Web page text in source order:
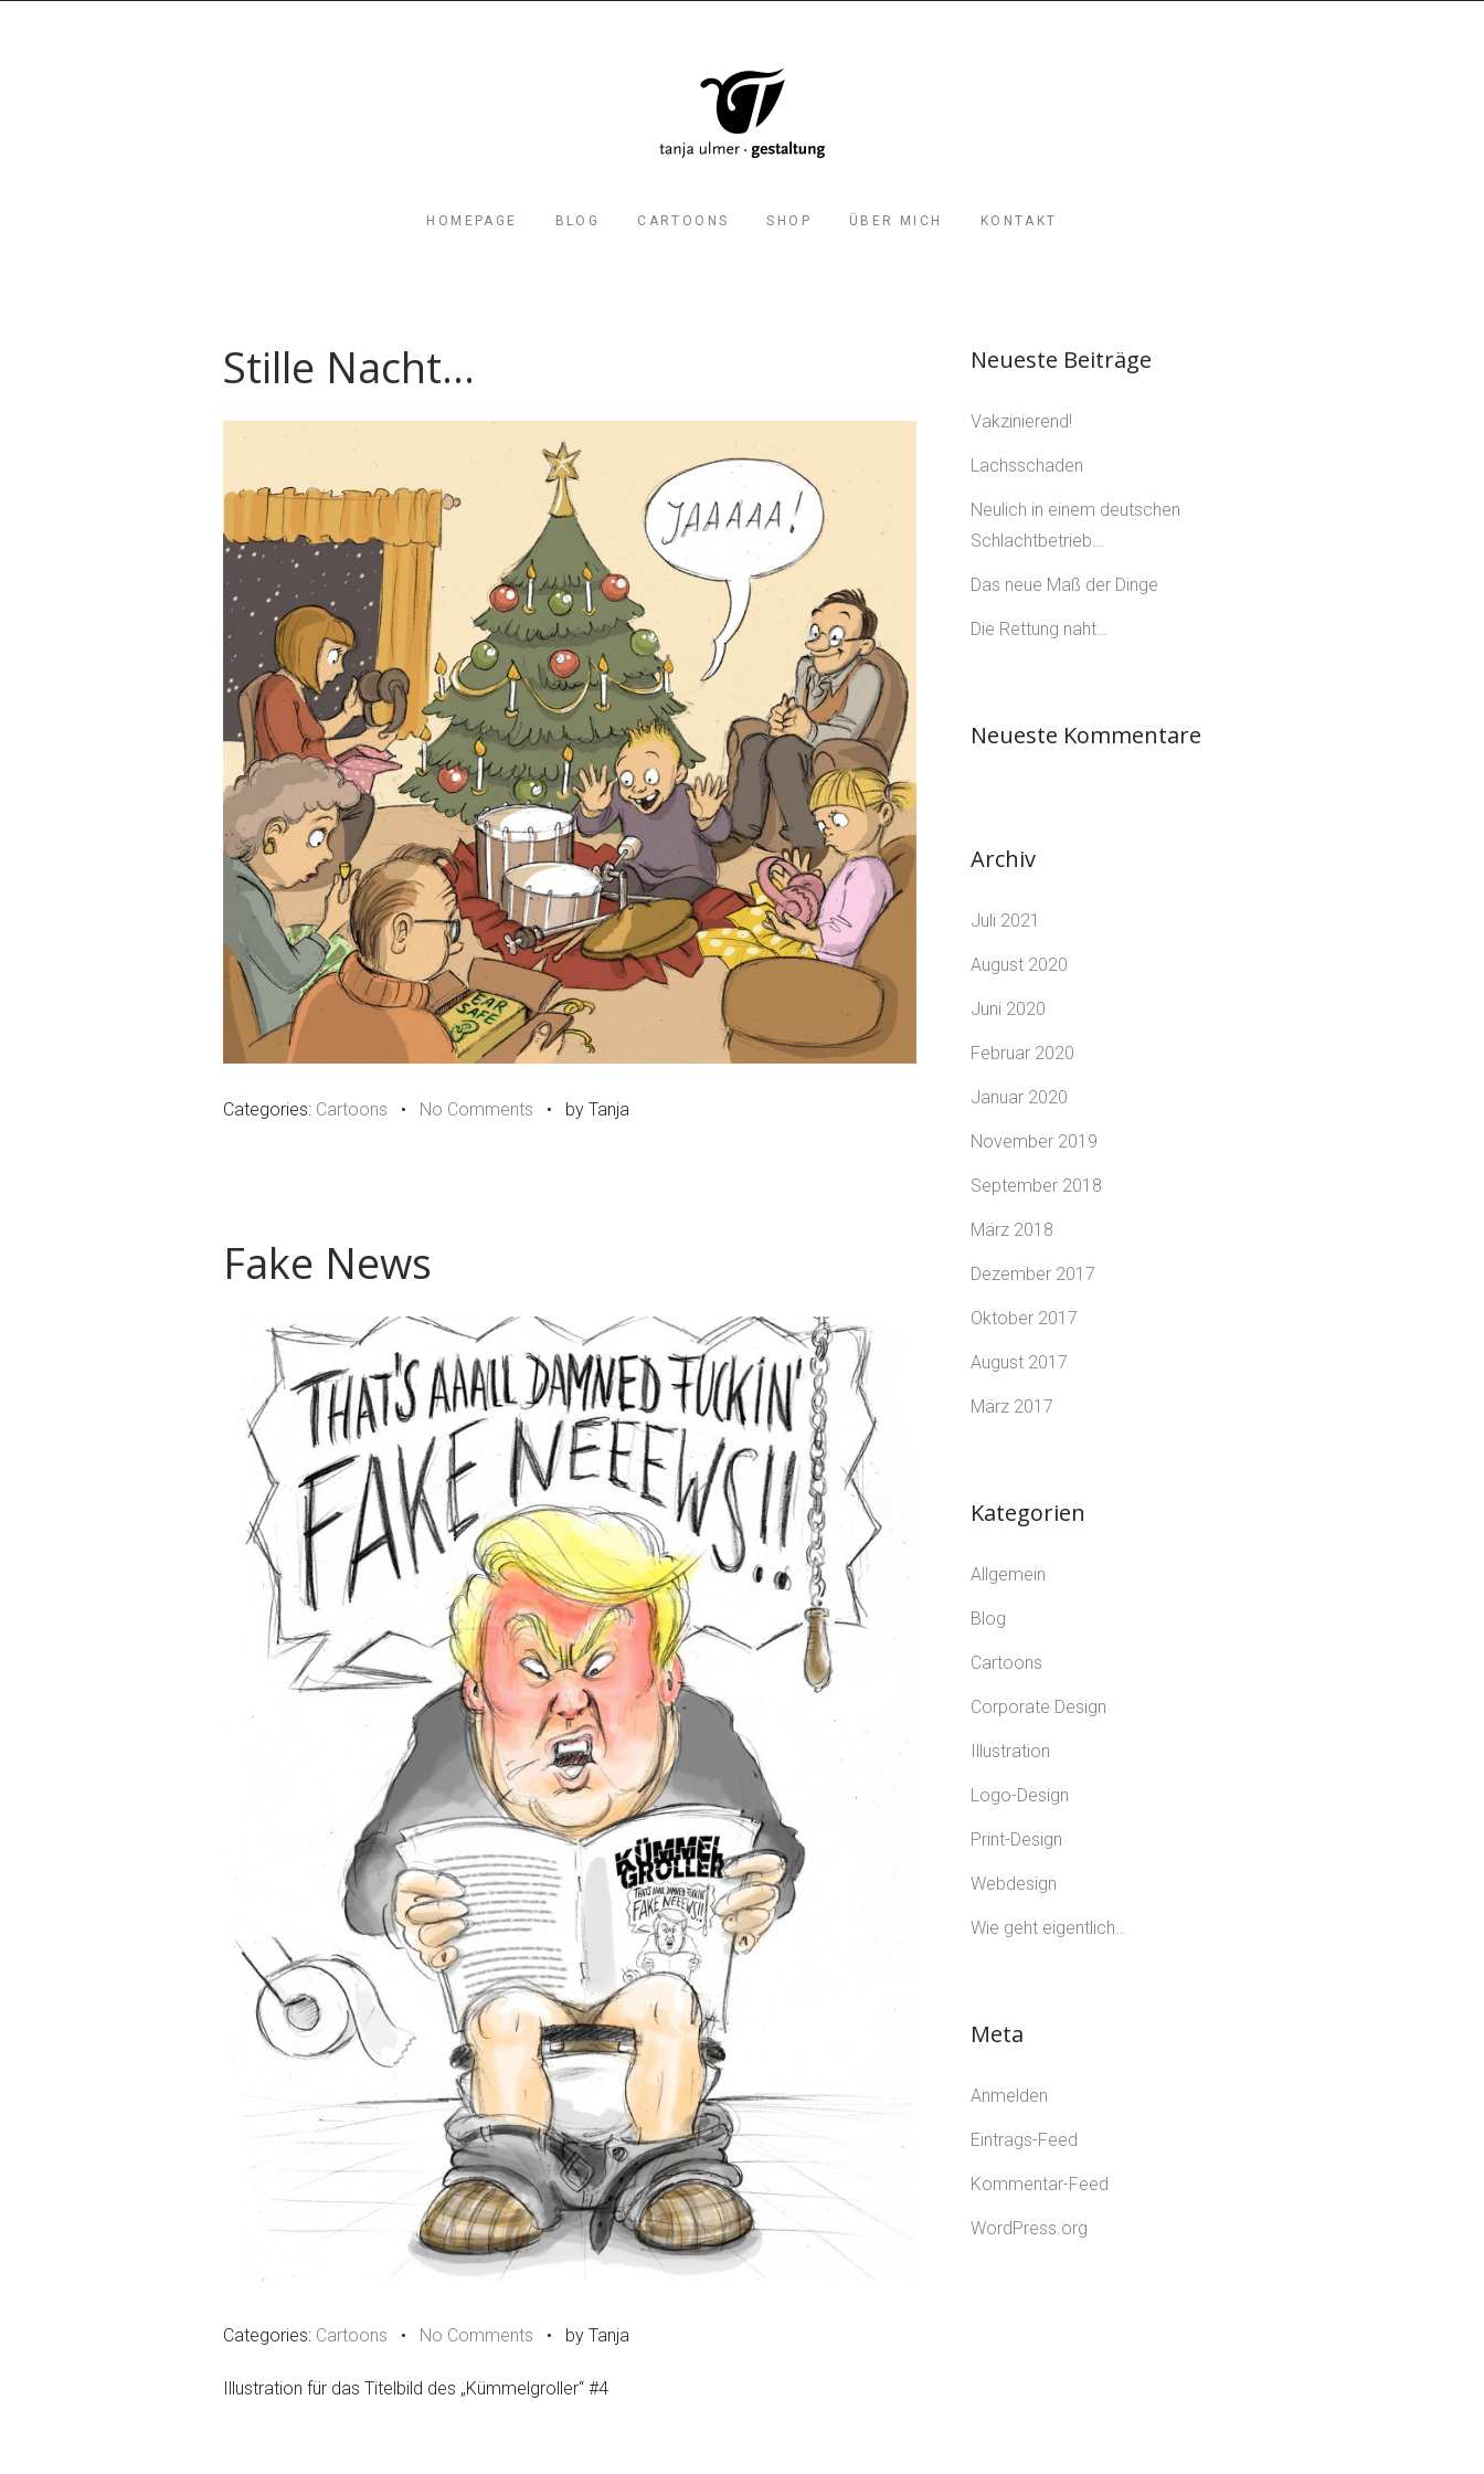
HOMEPAGE BLOG CARTOONS SHOP ÜBER MICH KONTAKT
Stille Nacht…
Categories: Cartoons • No Comments • by Tanja
Fake News
Categories: Cartoons • No Comments • by Tanja
Illustration für das Titelbild des „Kümmelgroller“ #4
Neueste Beiträge
Vakzinierend!
Lachsschaden
Neulich in einem deutschen
Schlachtbetrieb…
Das neue Maß der Dinge
Die Rettung naht…
Neueste Kommentare
Archiv
Juli 2021
August 2020
Juni 2020
Februar 2020
Januar 2020
November 2019
September 2018
März 2018
Dezember 2017
Oktober 2017
August 2017
März 2017
Kategorien
Allgemein
Blog
Cartoons
Corporate Design
Illustration
Logo-Design
Print-Design
Webdesign
Wie geht eigentlich…
Meta
Anmelden
Eintrags-Feed
Kommentar-Feed
WordPress.org